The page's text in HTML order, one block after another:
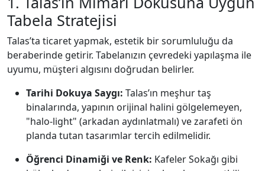
Tabela Stratejisi
Talas’ta ticaret yapmak, estetik bir sorumluluğu da
beraberinde getirir. Tabelanızın çevredeki yapılaşma ile
uyumu, müşteri algısını doğrudan belirler.
Tarihi Dokuya Saygı: Talas’ın meşhur taş
binalarında, yapının orijinal halini gölgelemeyen,
"halo-light" (arkadan aydınlatmalı) ve zarafeti ön
planda tutan tasarımlar tercih edilmelidir.
Öğrenci Dinamiği ve Renk: Kafeler Sokağı gibi